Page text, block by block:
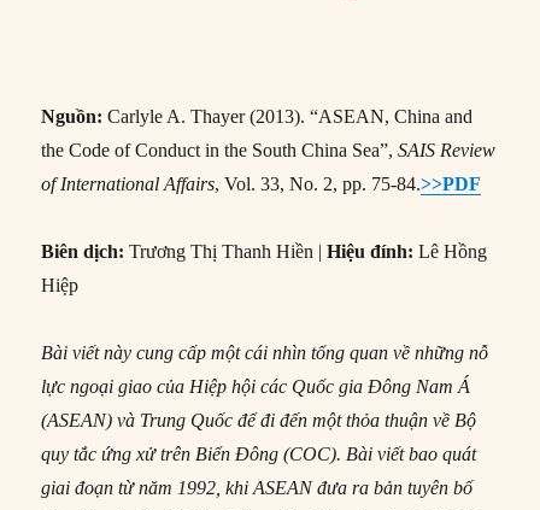
Nguồn: Carlyle A. Thayer (2013). “ASEAN, China and
the Code of Conduct in the South China Sea”,SAIS Review
of International Affairs, Vol. 33, No. 2, pp. 75-84.>>PDF
Biên dịch: Trương Thị Thanh Hiền |Hiệu đính: Lê Hồng
Hiệp
Bài viết này cung cấp một cái nhìn tổng quan về những nỗ
lực ngoại giao của Hiệp hội các Quốc gia Đông Nam Á
(ASEAN) và Trung Quốc để đi đến một thỏa thuận về Bộ
quy tắc ứng xử trên Biển Đông (COC). Bài viết bao quát
giai đoạn từ năm 1992, khi ASEAN đưa ra bản tuyên bố